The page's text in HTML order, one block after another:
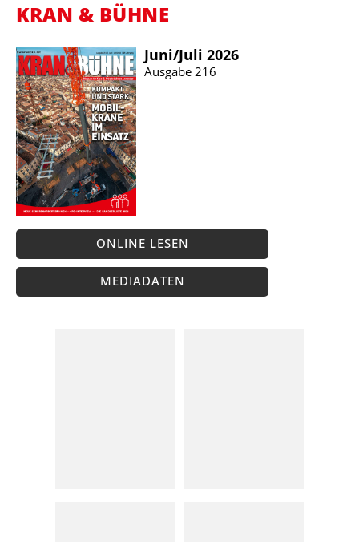
KRAN & BÜHNE
Juni/​Juli 2026
Ausgabe 216
ONLINE LESEN
MEDIADATEN